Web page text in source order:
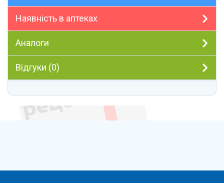
Наявність в аптеках
Аналоги
Відгуки (0)